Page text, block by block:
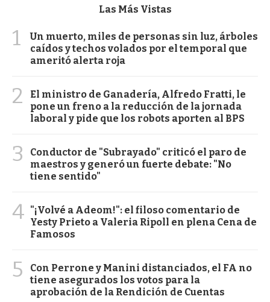
Las Más Vistas
1
Un muerto, miles de personas sin luz, árboles
caídos y techos volados por el temporal que
ameritó alerta roja
2
El ministro de Ganadería, Alfredo Fratti, le
pone un freno a la reducción de la jornada
laboral y pide que los robots aporten al BPS
3
Conductor de "Subrayado" criticó el paro de
maestros y generó un fuerte debate: "No
tiene sentido"
4 "¡Volvé a Adeom!": el filoso comentario de
Yesty Prieto a Valeria Ripoll en plena Cena de
Famosos
5
Con Perrone y Manini distanciados, el FA no
tiene asegurados los votos para la
aprobación de la Rendición de Cuentas